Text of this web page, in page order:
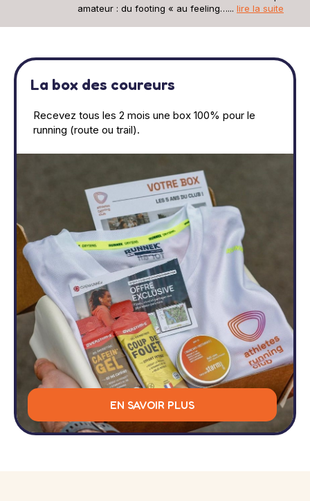
amateur : du footing « au feeling…... lire la suite
La box des coureurs
Recevez tous les 2 mois une box 100% pour le
running (route ou trail).
EN SAVOIR PLUS